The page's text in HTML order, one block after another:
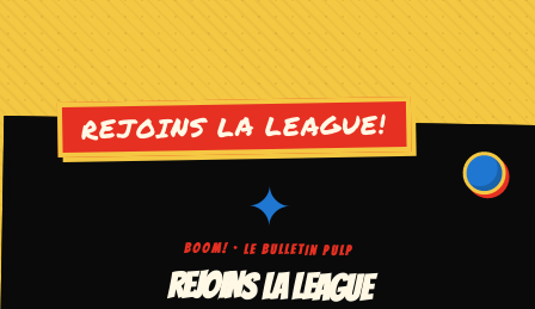
✦
BOOM! · LE BULLETIN PULP
REJOINS LA LEAGUE